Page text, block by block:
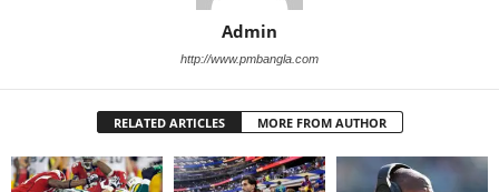
Admin
http://www.pmbangla.com
RELATED ARTICLES MORE FROM AUTHOR